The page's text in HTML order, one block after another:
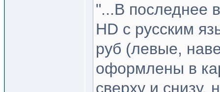
"...В последнее
HD с русским
руб (левые,
оформлены в
сверху и снизу,